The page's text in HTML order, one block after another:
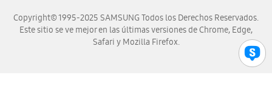
Copyright© 1995-2025 SAMSUNG Todos los Derechos Reservados.
Este sitio se ve mejor en las últimas versiones de Chrome, Edge,
Safari y Mozilla Firefox.